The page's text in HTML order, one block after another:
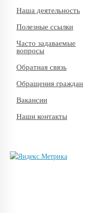
Наша деятельность
Полезные ссылки
Часто задаваемые
вопросы
Обратная связь
Обращения граждан
Вакансии
Наши контакты